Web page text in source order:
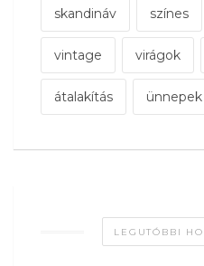
skandináv színes
vintage virágok
átalakítás ünnepek
LEGUTÓBBI